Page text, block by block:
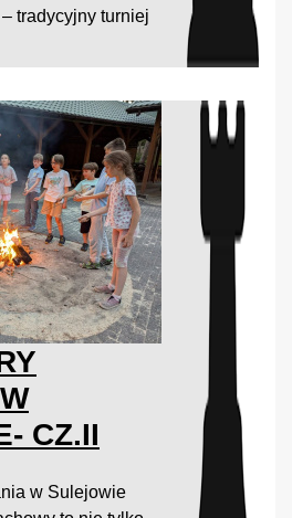
tradycyjny turniej
CZ.II
w Sulejowie